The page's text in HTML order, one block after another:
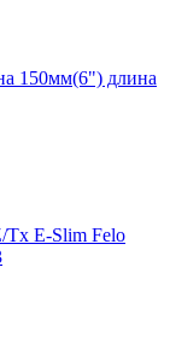
150мм(6") длина
Tx E-Slim Felo